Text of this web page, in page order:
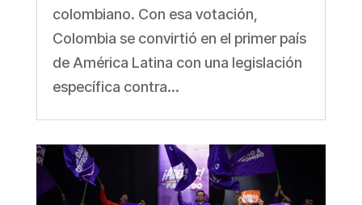
colombiano. Con esa votación,
Colombia se convirtió en el primer país
de América Latina con una legislación
específica contra...